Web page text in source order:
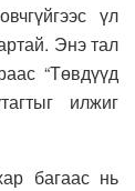
үл
Энэ тал
“Төвдүүд
илжиг
багаас нь